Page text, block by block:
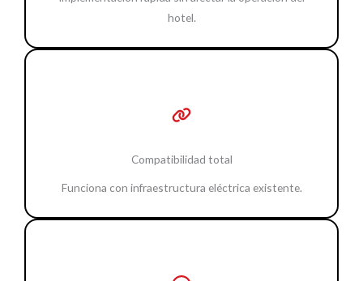
hotel.
Compatibilidad total
Funciona con infraestructura eléctrica existente.